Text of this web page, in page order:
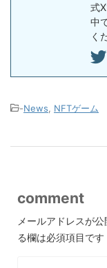
式
中
く
-News, NFTゲーム
comment
メールアドレスが
る欄は必須項目です